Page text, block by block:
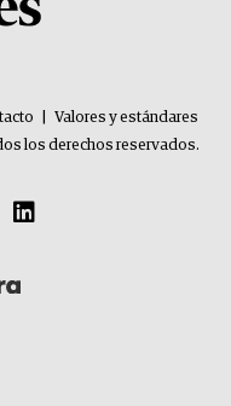
Valores y estándares
los derechos reservados.